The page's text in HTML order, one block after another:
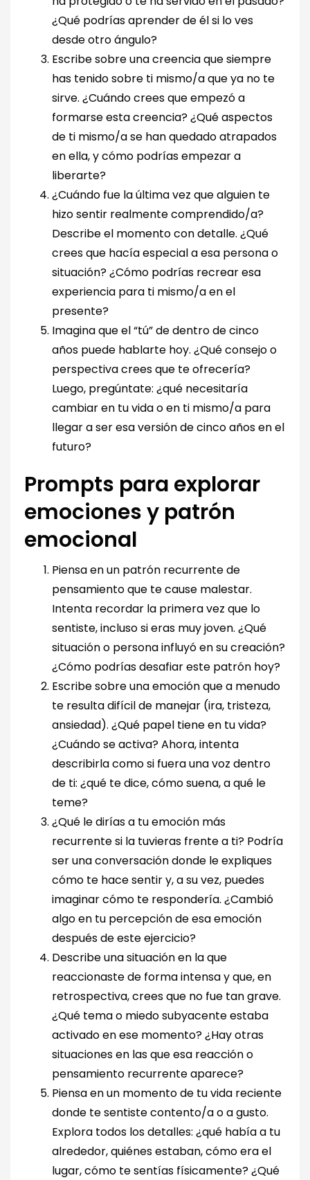
¿Qué podrías aprender de él si lo ves
desde otro ángulo?
Escribe sobre una creencia que siempre
has tenido sobre ti mismo/a que ya no te
sirve. ¿Cuándo crees que empezó a
formarse esta creencia? ¿Qué aspectos
de ti mismo/a se han quedado atrapados
en ella, y cómo podrías empezar a
liberarte?
¿Cuándo fue la última vez que alguien te
hizo sentir realmente comprendido/a?
Describe el momento con detalle. ¿Qué
crees que hacía especial a esa persona o
situación? ¿Cómo podrías recrear esa
experiencia para ti mismo/a en el
presente?
Imagina que el “tú” de dentro de cinco
años puede hablarte hoy. ¿Qué consejo o
perspectiva crees que te ofrecería?
Luego, pregúntate: ¿qué necesitaría
cambiar en tu vida o en ti mismo/a para
llegar a ser esa versión de cinco años en el
futuro?
Prompts para explorar
emociones y patrón
emocional
Piensa en un patrón recurrente de
pensamiento que te cause malestar.
Intenta recordar la primera vez que lo
sentiste, incluso si eras muy joven. ¿Qué
situación o persona influyó en su creación?
¿Cómo podrías desafiar este patrón hoy?
Escribe sobre una emoción que a menudo
te resulta difícil de manejar (ira, tristeza,
ansiedad). ¿Qué papel tiene en tu vida?
¿Cuándo se activa? Ahora, intenta
describirla como si fuera una voz dentro
de ti: ¿qué te dice, cómo suena, a qué le
teme?
¿Qué le dirías a tu emoción más
recurrente si la tuvieras frente a ti? Podría
ser una conversación donde le expliques
cómo te hace sentir y, a su vez, puedes
imaginar cómo te respondería. ¿Cambió
algo en tu percepción de esa emoción
después de este ejercicio?
Describe una situación en la que
reaccionaste de forma intensa y que, en
retrospectiva, crees que no fue tan grave.
¿Qué tema o miedo subyacente estaba
activado en ese momento? ¿Hay otras
situaciones en las que esa reacción o
pensamiento recurrente aparece?
Piensa en un momento de tu vida reciente
donde te sentiste contento/a o a gusto.
Explora todos los detalles: ¿qué había a tu
alrededor, quiénes estaban, cómo era el
lugar, cómo te sentías físicamente? ¿Qué